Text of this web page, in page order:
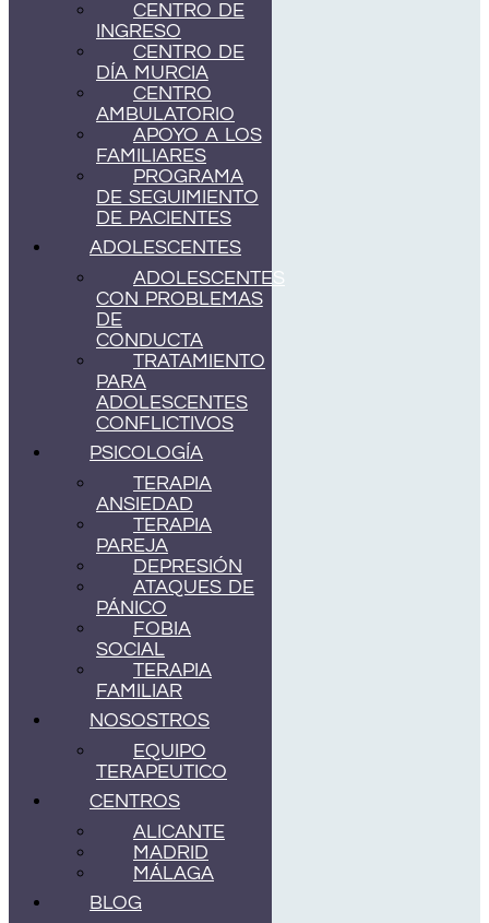
CENTRO DE
INGRESO
CENTRO DE
DÍA MURCIA
CENTRO
AMBULATORIO
APOYO A LOS
FAMILIARES
PROGRAMA
DE SEGUIMIENTO
DE PACIENTES
ADOLESCENTES
ADOLESCENTES
CON PROBLEMAS
DE
CONDUCTA
TRATAMIENTO
PARA
ADOLESCENTES
CONFLICTIVOS
PSICOLOGÍA
TERAPIA
ANSIEDAD
TERAPIA
PAREJA
DEPRESIÓN
ATAQUES DE
PÁNICO
FOBIA
SOCIAL
TERAPIA
FAMILIAR
NOSOSTROS
EQUIPO
TERAPEUTICO
CENTROS
ALICANTE
MADRID
MÁLAGA
BLOG